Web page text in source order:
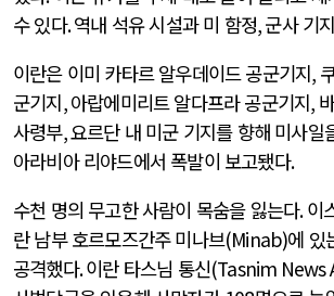
수 있다.역내 석유 시설과 미 함정,군사 기
이란은 이미 카타르 알우데이드 공군기지,
군기지,아랍에미리트 알다프라 공군기지,
사령부,요르단 내 미군 기지를 향해 미사일
아라비아 리야드에서 폭발이 보고됐다.
수천 명의 무고한 사람이 목숨을 잃는다.이
란 남부 호르모즈간주 미나브(Minab)에 있
공격했다.이란 타스님 통신(Tasnim News